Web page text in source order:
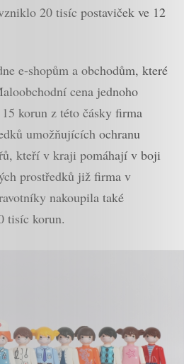
20 tisíc postaviček ve 12
e-shopům a obchodům, které
cena jednoho
korun z této čásky firma
umožňujících ochranu
kteří v kraji pomáhají v boji
prostředků již firma v
nakoupila také
tisíc korun.